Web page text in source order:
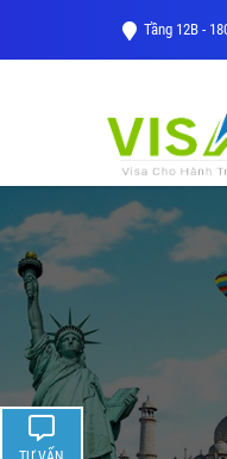
Tầng 12B -